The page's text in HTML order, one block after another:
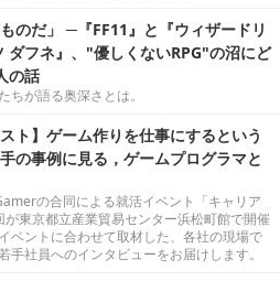
ものだ」 ─『FF11』と『ウィザードリ
ダフネ』、"優しくないRPG"の沼にど
の話
ちが語る奥深さとは。
ト】ゲーム作りを仕事にするという
の事例に見る，ゲームプログラマと
の合同による就活イベント「キャリア
が東京都立産業貿易センター浜松町館で開催
ベントに合わせて取材した、各社の現場で
手社員へのインタビューをお届けします。